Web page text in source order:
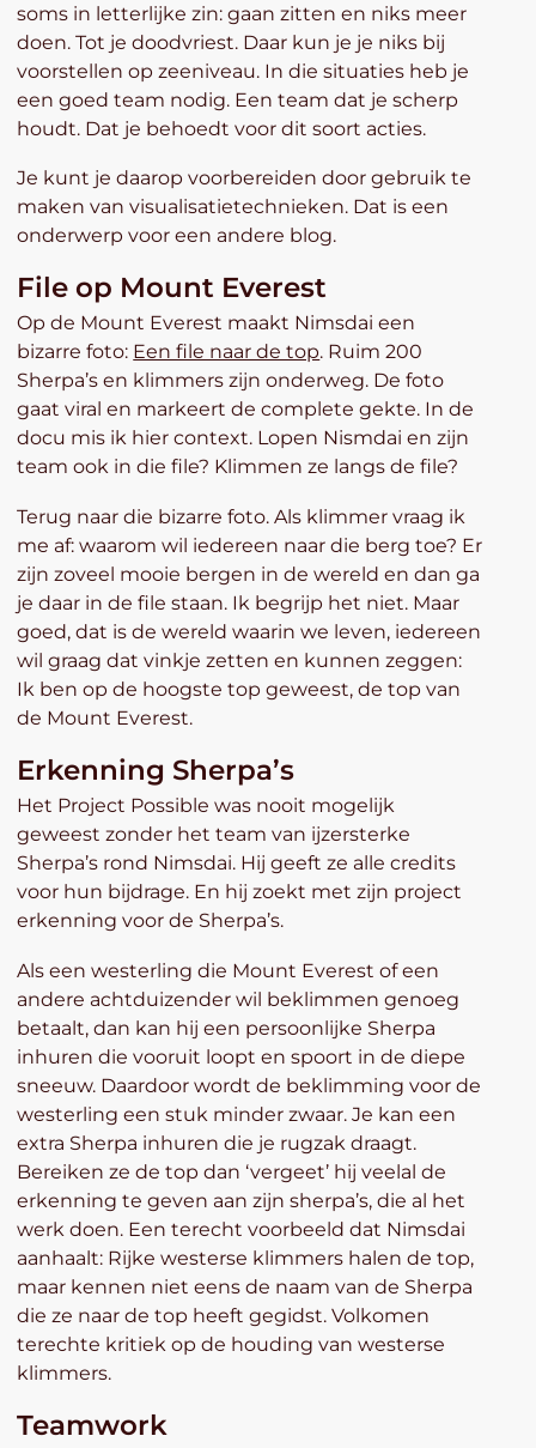
soms in letterlijke zin: gaan zitten en niks meer
doen. Tot je doodvriest. Daar kun je je niks bij
voorstellen op zeeniveau. In die situaties heb je
een goed team nodig. Een team dat je scherp
houdt. Dat je behoedt voor dit soort acties.
Je kunt je daarop voorbereiden door gebruik te
maken van visualisatietechnieken. Dat is een
onderwerp voor een andere blog.
File op Mount Everest
Op de Mount Everest maakt Nimsdai een
bizarre foto: Een file naar de top. Ruim 200
Sherpa’s en klimmers zijn onderweg. De foto
gaat viral en markeert de complete gekte. In de
docu mis ik hier context. Lopen Nismdai en zijn
team ook in die file? Klimmen ze langs de file?
Terug naar die bizarre foto. Als klimmer vraag ik
me af: waarom wil iedereen naar die berg toe? Er
zijn zoveel mooie bergen in de wereld en dan ga
je daar in de file staan. Ik begrijp het niet. Maar
goed, dat is de wereld waarin we leven, iedereen
wil graag dat vinkje zetten en kunnen zeggen:
Ik ben op de hoogste top geweest, de top van
de Mount Everest.
Erkenning Sherpa’s
Het Project Possible was nooit mogelijk
geweest zonder het team van ijzersterke
Sherpa’s rond Nimsdai. Hij geeft ze alle credits
voor hun bijdrage. En hij zoekt met zijn project
erkenning voor de Sherpa’s.
Als een westerling die Mount Everest of een
andere achtduizender wil beklimmen genoeg
betaalt, dan kan hij een persoonlijke Sherpa
inhuren die vooruit loopt en spoort in de diepe
sneeuw. Daardoor wordt de beklimming voor de
westerling een stuk minder zwaar. Je kan een
extra Sherpa inhuren die je rugzak draagt.
Bereiken ze de top dan ‘vergeet’ hij veelal de
erkenning te geven aan zijn sherpa’s, die al het
werk doen. Een terecht voorbeeld dat Nimsdai
aanhaalt: Rijke westerse klimmers halen de top,
maar kennen niet eens de naam van de Sherpa
die ze naar de top heeft gegidst. Volkomen
terechte kritiek op de houding van westerse
klimmers.
Teamwork